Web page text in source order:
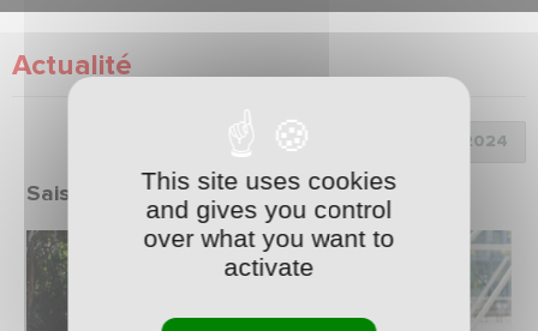
Actualité
Choix de la saison :
Saison 2023/2024This site uses cookies
and gives you control
over what you want to
activate